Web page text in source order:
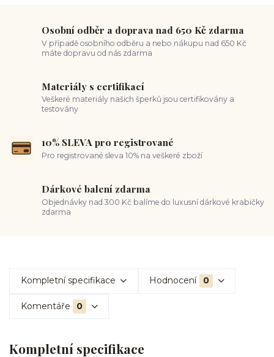
Osobní odběr a doprava nad 650 Kč zdarma
V případě osobního odběru a nebo nákupu nad 650 Kč
máte dopravu od nás zdarma
Materiály s certifikací
Veškeré materiály našich šperků jsou certifikovány a
testovány
10% SLEVA pro registrované
Pro registrované sleva 10% na veškeré zboží
Dárkové balení zdarma
Objednávky nad 300 Kč balíme do luxusní dárkové krabičky
zdarma
Kompletní specifikace Hodnocení 0
Komentáře 0
Kompletní specifikace